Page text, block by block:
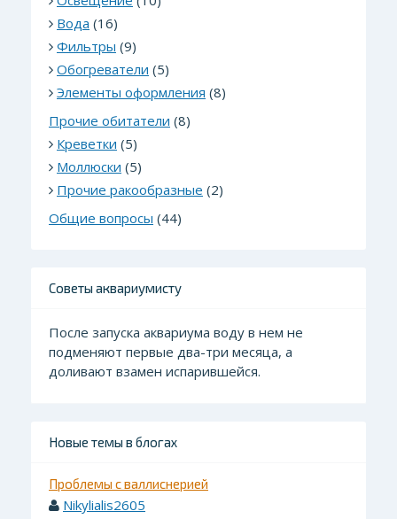
Вода (16)
Фильтры (9)
Обогреватели (5)
Элементы оформления (8)
Прочие обитатели (8)
Креветки (5)
Моллюски (5)
Прочие ракообразные (2)
Общие вопросы (44)
Советы аквариумисту
После запуска аквариума воду в нем не
подменяют первые два-три месяца, а
доливают взамен испарившейся.
Новые темы в блогах
Проблемы с валлиснерией
Nikylialis2605